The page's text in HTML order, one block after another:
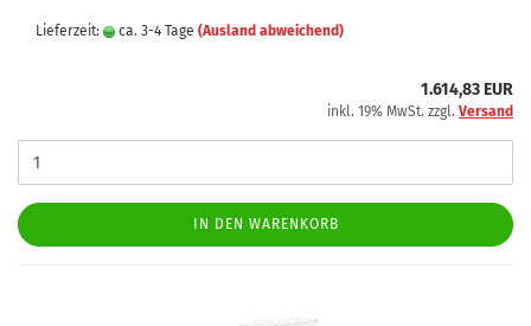
Lieferzeit: ca. 3-4 Tage (Ausland abweichend)
1.614,83 EUR
inkl. 19% MwSt. zzgl. Versand
IN DEN WARENKORB